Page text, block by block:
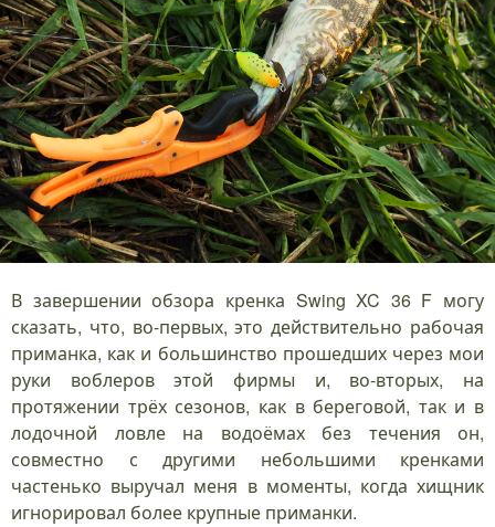
В завершении обзора кренка Swing XC 36 F могу
сказать, что, во-первых, это действительно рабочая
приманка, как и большинство прошедших через мои
руки воблеров этой фирмы и, во-вторых, на
протяжении трёх сезонов, как в береговой, так и в
лодочной ловле на водоёмах без течения он,
совместно с другими небольшими кренками
частенько выручал меня в моменты, когда хищник
игнорировал более крупные приманки.